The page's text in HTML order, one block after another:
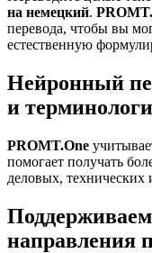
на немецкий.
перевода, чтобы вы
естественную
Нейронный
и
PROMT.One
помогает получать
деловых, технических
направления